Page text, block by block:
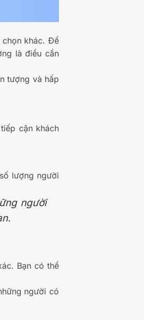
khác. Để
là điều cần
tượng và hấp
cận khách
lượng người
người
Bạn có thể
người có